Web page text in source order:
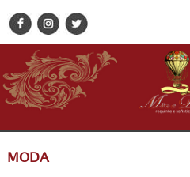
BELEZA
BUSINESS E
ENCONTRE
MODA